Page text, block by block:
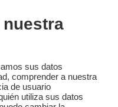
de privacidad
FAQ Blog Mapa del sitio
sus datos
comprender a nuestra
de usuario
utiliza sus datos